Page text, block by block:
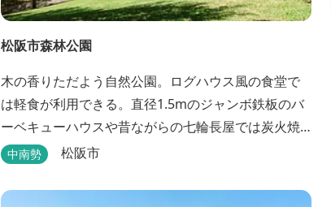
松阪市森林公園
木の香りただよう自然公園。ログハウス風の食堂で
は軽食が利用できる。直径1.5mのジャンボ鉄板のバ
ーベキューハウスや昔ながらの七輪長屋では炭火焼
きでBBQが楽しめる。キャンプ場としても人気で、
ローや5タイプのテントサイトがある。展望台からは
中南勢 松阪市